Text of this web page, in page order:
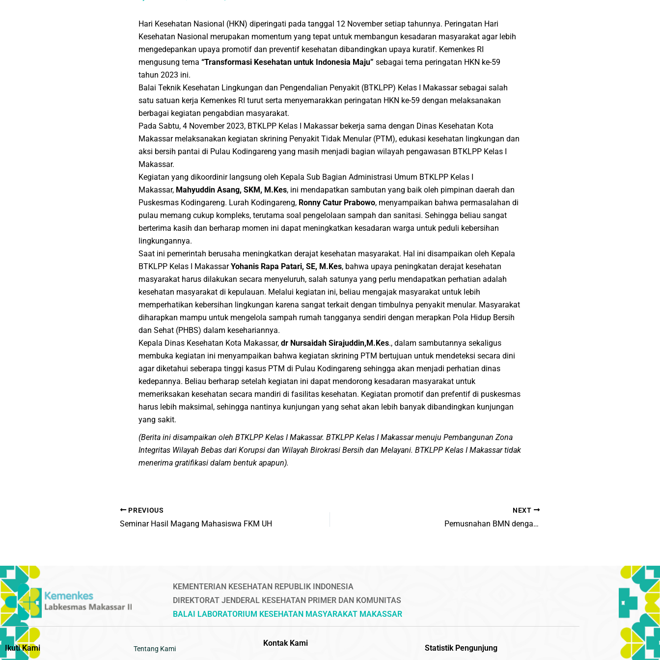
Hari Kesehatan Nasional (HKN) diperingati pada tanggal 12 November setiap tahunnya. Peringatan Hari
Kesehatan Nasional merupakan momentum yang tepat untuk membangun kesadaran masyarakat agar lebih
mengedepankan upaya promotif dan preventif kesehatan dibandingkan upaya kuratif. Kemenkes RI
mengusung tema “Transformasi Kesehatan untuk Indonesia Maju” sebagai tema peringatan HKN ke-59
tahun 2023 ini.
Balai Teknik Kesehatan Lingkungan dan Pengendalian Penyakit (BTKLPP) Kelas I Makassar sebagai salah
satu satuan kerja Kemenkes RI turut serta menyemarakkan peringatan HKN ke-59 dengan melaksanakan
berbagai kegiatan pengabdian masyarakat.
Pada Sabtu, 4 November 2023, BTKLPP Kelas I Makassar bekerja sama dengan Dinas Kesehatan Kota
Makassar melaksanakan kegiatan skrining Penyakit Tidak Menular (PTM), edukasi kesehatan lingkungan dan
aksi bersih pantai di Pulau Kodingareng yang masih menjadi bagian wilayah pengawasan BTKLPP Kelas I
Makassar.
Kegiatan yang dikoordinir langsung oleh Kepala Sub Bagian Administrasi Umum BTKLPP Kelas I
Makassar, Mahyuddin Asang, SKM, M.Kes, ini mendapatkan sambutan yang baik oleh pimpinan daerah dan
Puskesmas Kodingareng. Lurah Kodingareng, Ronny Catur Prabowo, menyampaikan bahwa permasalahan di
pulau memang cukup kompleks, terutama soal pengelolaan sampah dan sanitasi. Sehingga beliau sangat
berterima kasih dan berharap momen ini dapat meningkatkan kesadaran warga untuk peduli kebersihan
lingkungannya.
Saat ini pemerintah berusaha meningkatkan derajat kesehatan masyarakat. Hal ini disampaikan oleh Kepala
BTKLPP Kelas I MakassarYohanis Rapa Patari, SE, M.Kes, bahwa upaya peningkatan derajat kesehatan
masyarakat harus dilakukan secara menyeluruh, salah satunya yang perlu mendapatkan perhatian adalah
kesehatan masyarakat di kepulauan. Melalui kegiatan ini, beliau mengajak masyarakat untuk lebih
memperhatikan kebersihan lingkungan karena sangat terkait dengan timbulnya penyakit menular. Masyarakat
diharapkan mampu untuk mengelola sampah rumah tangganya sendiri dengan merapkan Pola Hidup Bersih
dan Sehat (PHBS) dalam kesehariannya.
Kepala Dinas Kesehatan Kota Makassar, dr Nursaidah Sirajuddin,M.Kes., dalam sambutannya sekaligus
membuka kegiatan ini menyampaikan bahwa kegiatan skrining PTM bertujuan untuk mendeteksi secara dini
agar diketahui seberapa tinggi kasus PTM di Pulau Kodingareng sehingga akan menjadi perhatian dinas
kedepannya. Beliau berharap setelah kegiatan ini dapat mendorong kesadaran masyarakat untuk
memeriksakan kesehatan secara mandiri di fasilitas kesehatan. Kegiatan promotif dan prefentif di puskesmas
harus lebih maksimal, sehingga nantinya kunjungan yang sehat akan lebih banyak dibandingkan kunjungan
yang sakit.
(Berita ini disampaikan oleh BTKLPP Kelas I Makassar. BTKLPP Kelas I Makassar menuju Pembangunan Zona
Integritas Wilayah Bebas dari Korupsi dan Wilayah Birokrasi Bersih dan Melayani. BTKLPP Kelas I Makassar tidak
menerima gratifikasi dalam bentuk apapun).
PREVIOUS
Seminar Hasil Magang Mahasiswa FKM UH
NEXT
Pemusnahan BMN dengan menyaksikan Langsung di Lokasi Pemusnahan
KEMENTERIAN KESEHATAN REPUBLIK INDONESIA
DIREKTORAT JENDERAL KESEHATAN PRIMER DAN KOMUNITAS
BALAI LABORATORIUM KESEHATAN MASYARAKAT MAKASSAR
Ikuti Kami
Tentang Kami
Kontak Kami
Statistik Pengunjung